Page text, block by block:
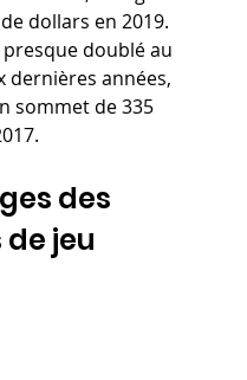
dollars en 2019.
presque doublé au
dernières années,
sommet de 335
des
jeu